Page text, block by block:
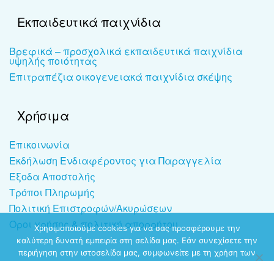
Εκπαιδευτικά παιχνίδια
Βρεφικά – προσχολικά εκπαιδευτικά παιχνίδια
υψηλής ποιότητας
Επιτραπέζια οικογενειακά παιχνίδια σκέψης
Χρήσιμα
Επικοινωνία
Εκδήλωση Ενδιαφέροντος για Παραγγελία
Έξοδα Αποστολής
Τρόποι Πληρωμής
Πολιτική Επιστροφών/Ακυρώσεων
Όροι χρήσης & πολιτική απορρήτου
Χρησιμοποιούμε cookies για να σας προσφέρουμε την
καλύτερη δυνατή εμπειρία στη σελίδα μας. Εάν συνεχίσετε την
περιήγηση στην ιστοσελίδα μας, συμφωνείτε με τη χρήση των